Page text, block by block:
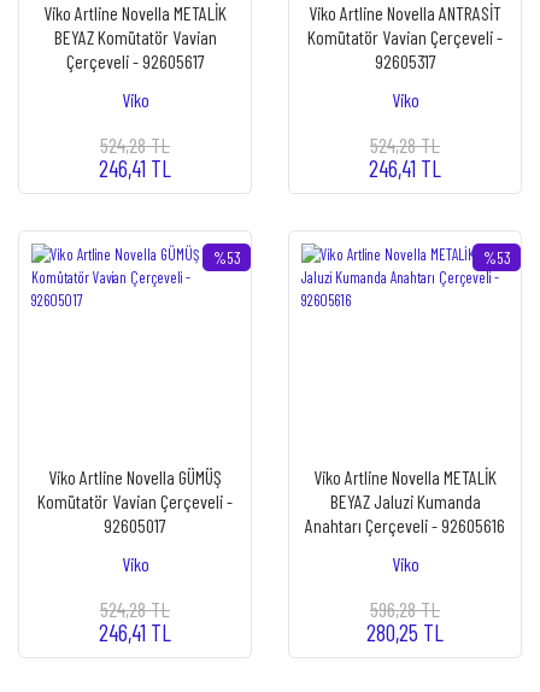
Viko Artline Novella METALİK
BEYAZ Komütatör Vavian
Çerçeveli - 92605617
Viko
524,28 TL
246,41 TL
Viko Artline Novella ANTRASİT
Komütatör Vavian Çerçeveli -
92605317
Viko
524,28 TL
246,41 TL
%53
Viko Artline Novella GÜMÜŞ
Komütatör Vavian Çerçeveli -
92605017
Viko
524,28 TL
246,41 TL
%53
Viko Artline Novella METALİK
BEYAZ Jaluzi Kumanda
Anahtarı Çerçeveli - 92605616
Viko
596,28 TL
280,25 TL